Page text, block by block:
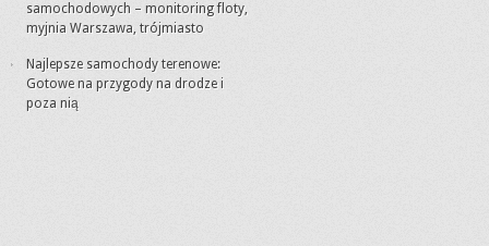
samochodowych – monitoring floty,
myjnia Warszawa, trójmiasto
Najlepsze samochody terenowe:
Gotowe na przygody na drodze i
poza nią